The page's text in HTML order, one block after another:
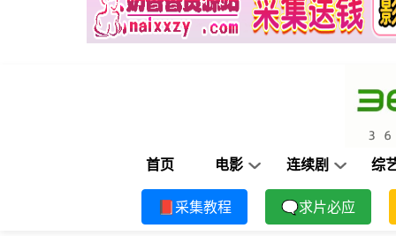
首页 电影 连续剧 综
📕采集教程 🗨求片必应